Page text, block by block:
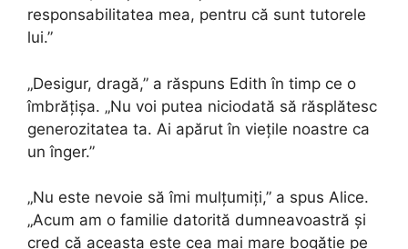
responsabilitatea mea, pentru că sunt tutorele
lui.”
„Desigur, dragă,” a răspuns Edith în timp ce o
îmbrățișa. „Nu voi putea niciodată să răsplătesc
generozitatea ta. Ai apărut în viețile noastre ca
un înger.”
„Nu este nevoie să îmi mulțumiți,” a spus Alice.
„Acum am o familie datorită dumneavoastră și
cred că aceasta este cea mai mare bogăție pe